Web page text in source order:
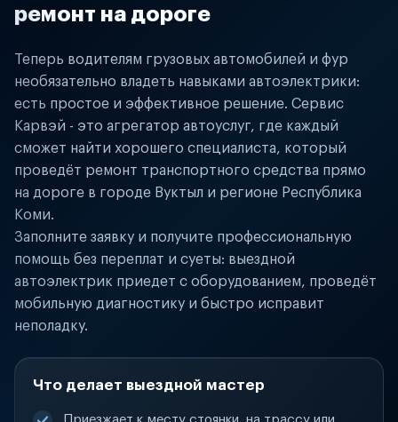
ремонт на дороге
Теперь водителям грузовых автомобилей и фур
необязательно владеть навыками автоэлектрики:
есть простое и эффективное решение. Сервис
Карвэй - это агрегатор автоуслуг, где каждый
сможет найти хорошего специалиста, который
проведёт ремонт транспортного средства прямо
на дороге в городе Вуктыл и регионе Республика
Коми.
Заполните заявку и получите профессиональную
помощь без переплат и суеты: выездной
автоэлектрик приедет с оборудованием, проведёт
мобильную диагностику и быстро исправит
неполадку.
Что делает выездной мастер